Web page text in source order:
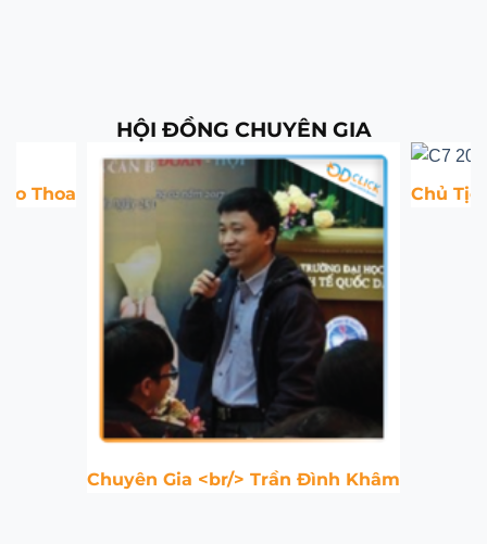
HỘI ĐỒNG CHUYÊN GIA
Thoa
Chuyên Gia <br/> Trần Đình Khâm
Chủ